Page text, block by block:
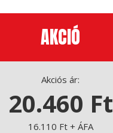
AKCIÓ
Akciós ár:
20.460 Ft
16.110 Ft + ÁFA